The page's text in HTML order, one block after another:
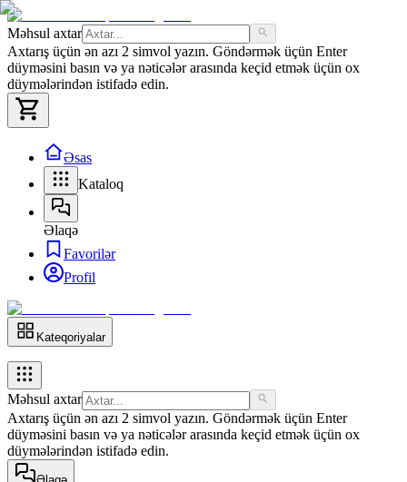
Məhsul axtar
Axtarış üçün ən azı 2 simvol yazın. Göndərmək üçün Enter
düyməsini basın və ya nəticələr arasında keçid etmək üçün ox
düymələrindən istifadə edin.
Əsas
Kataloq
Əlaqə
Favorilər
Profil
Kateqoriyalar
Məhsul axtar
Axtarış üçün ən azı 2 simvol yazın. Göndərmək üçün Enter
düyməsini basın və ya nəticələr arasında keçid etmək üçün ox
düymələrindən istifadə edin.